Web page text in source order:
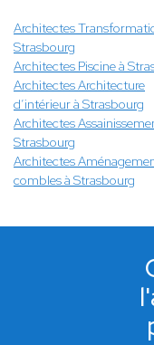
Architectes
Strasbourg
Architectes Piscine à
Architectes Architecture
d’intérieur à Strasbourg
Architectes
Strasbourg
Architectes
combles à Strasbourg